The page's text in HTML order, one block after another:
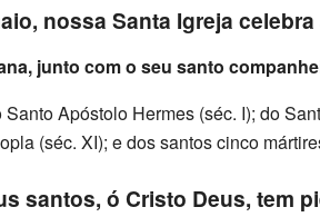
nossa Santa Igreja
junto com o seu santo
Apóstolo Hermes (séc. I); do
(séc. XI); e dos santos cinco
santos, ó Cristo Deus, tem